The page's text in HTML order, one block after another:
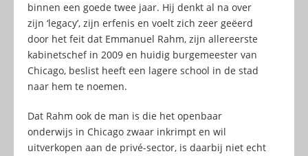
binnen een goede twee jaar. Hij denkt al na over
zijn ‘legacy’, zijn erfenis en voelt zich zeer geëerd
door het feit dat Emmanuel Rahm, zijn allereerste
kabinetschef in 2009 en huidig burgemeester van
Chicago, beslist heeft een lagere school in de stad
naar hem te noemen.
Dat Rahm ook de man is die het openbaar
onderwijs in Chicago zwaar inkrimpt en wil
uitverkopen aan de privé-sector, is daarbij niet echt